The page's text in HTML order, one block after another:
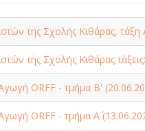
της Σχολής Κιθάρας,
της Σχολής Κιθάρας
ORFF - τμήμα Β'
ORFF - τμήμα Α΄